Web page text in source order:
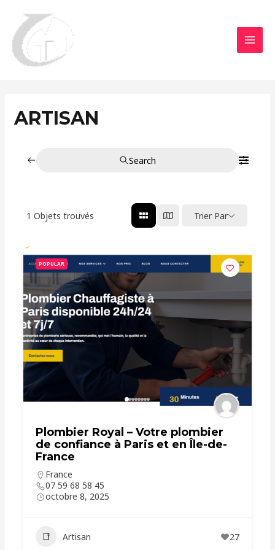
contenu
ARTISAN
Search
1 Objets trouvés Trier Par
POPULAR
Plombier Royal – Votre plombier
de confiance à Paris et en Île-de-
France
France
07 59 68 58 45
octobre 8, 2025
Artisan 27